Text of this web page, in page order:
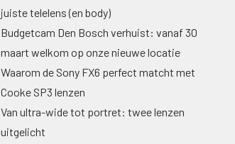
juiste telelens (en body)
Budgetcam Den Bosch verhuist: vanaf 30
maart welkom op onze nieuwe locatie
Waarom de Sony FX6 perfect matcht met
Cooke SP3 lenzen
Van ultra-wide tot portret: twee lenzen
uitgelicht